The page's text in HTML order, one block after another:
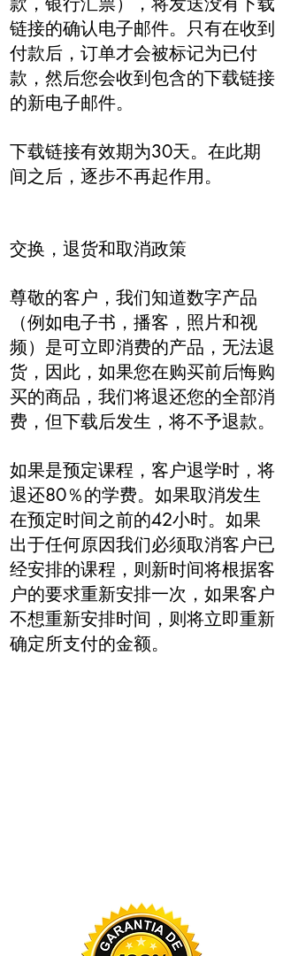
链接的确认电子邮件。只有在收到
付款后，订单才会被标记为已付
款，然后您会收到包含的下载链接
的新电子邮件。
下载链接有效期为30天。在此期
间之后，逐步不再起作用。
交换，退货和取消政策
尊敬的客户，我们知道数字产品
（例如电子书，播客，照片和视
频）是可立即消费的产品，无法退
货，因此，如果您在购买前后悔购
买的商品，我们将退还您的全部消
费，但下载后发生，将不予退款。
如果是预定课程，客户退学时，将
退还80％的学费。如果取消发生
在预定时间之前的42小时。如果
出于任何原因我们必须取消客户已
经安排的课程，则新时间将根据客
户的要求重新安排一次，如果客户
不想重新安排时间，则将立即重新
确定所支付的金额。